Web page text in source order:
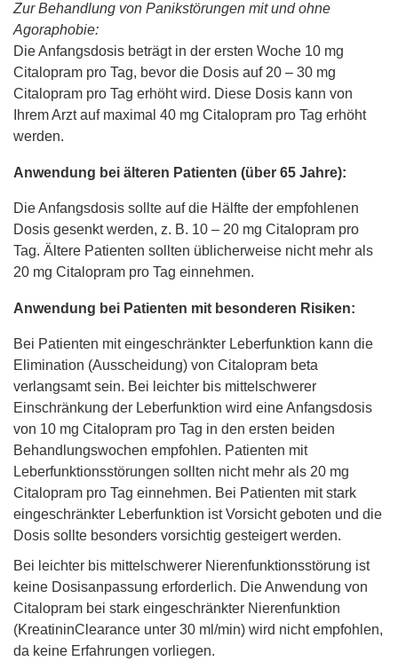
Zur Behandlung von Panikstörungen mit und ohne
Agoraphobie:
Die Anfangsdosis beträgt in der ersten Woche 10 mg
Citalopram pro Tag, bevor die Dosis auf 20 – 30 mg
Citalopram pro Tag erhöht wird. Diese Dosis kann von
Ihrem Arzt auf maximal 40 mg Citalopram pro Tag erhöht
werden.
Anwendung bei älteren Patienten (über 65 Jahre):
Die Anfangsdosis sollte auf die Hälfte der empfohlenen
Dosis gesenkt werden, z. B. 10 – 20 mg Citalopram pro
Tag. Ältere Patienten sollten üblicherweise nicht mehr als
20 mg Citalopram pro Tag einnehmen.
Anwendung bei Patienten mit besonderen Risiken:
Bei Patienten mit eingeschränkter Leberfunktion kann die
Elimination (Ausscheidung) von Citalopram beta
verlangsamt sein. Bei leichter bis mittelschwerer
Einschränkung der Leberfunktion wird eine Anfangsdosis
von 10 mg Citalopram pro Tag in den ersten beiden
Behandlungswochen empfohlen. Patienten mit
Leberfunktionsstörungen sollten nicht mehr als 20 mg
Citalopram pro Tag einnehmen. Bei Patienten mit stark
eingeschränkter Leberfunktion ist Vorsicht geboten und die
Dosis sollte besonders vorsichtig gesteigert werden.
Bei leichter bis mittelschwerer Nierenfunktionsstörung ist
keine Dosisanpassung erforderlich. Die Anwendung von
Citalopram bei stark eingeschränkter Nierenfunktion
(KreatininClearance unter 30 ml/min) wird nicht empfohlen,
da keine Erfahrungen vorliegen.